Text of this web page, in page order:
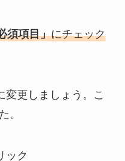
須項目」にチェック
変更しましょう。こ
。
ック